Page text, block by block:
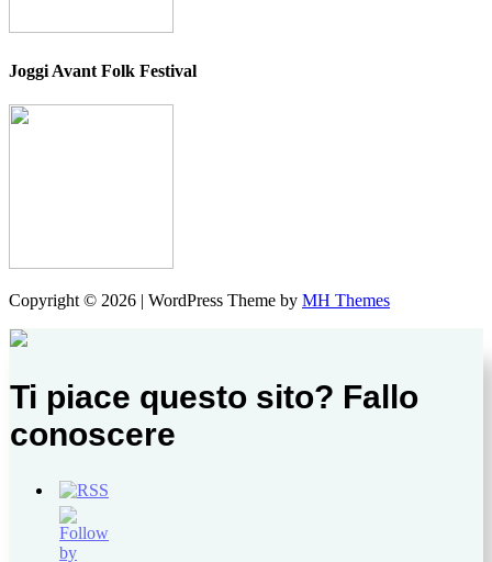
Joggi Avant Folk Festival
Copyright © 2026 | WordPress Theme by MH Themes
Ti piace questo sito? Fallo
conoscere